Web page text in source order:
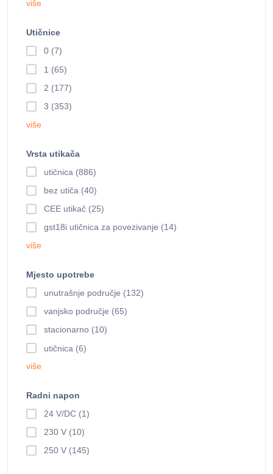
više
Utičnice
0 (7)
1 (65)
2 (177)
3 (353)
više
Vrsta utikača
utičnica (886)
bez utiča (40)
CEE utikač (25)
gst18i utičnica za povezivanje (14)
više
Mjesto upotrebe
unutrašnje područje (132)
vanjsko područje (65)
stacionarno (10)
utičnica (6)
više
Radni napon
24 V/DC (1)
230 V (10)
250 V (145)